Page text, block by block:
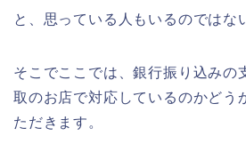
と、思っている人もいるのではな
そこでここでは、銀行振り込みの
取のお店で対応しているのかどう
ただきます。